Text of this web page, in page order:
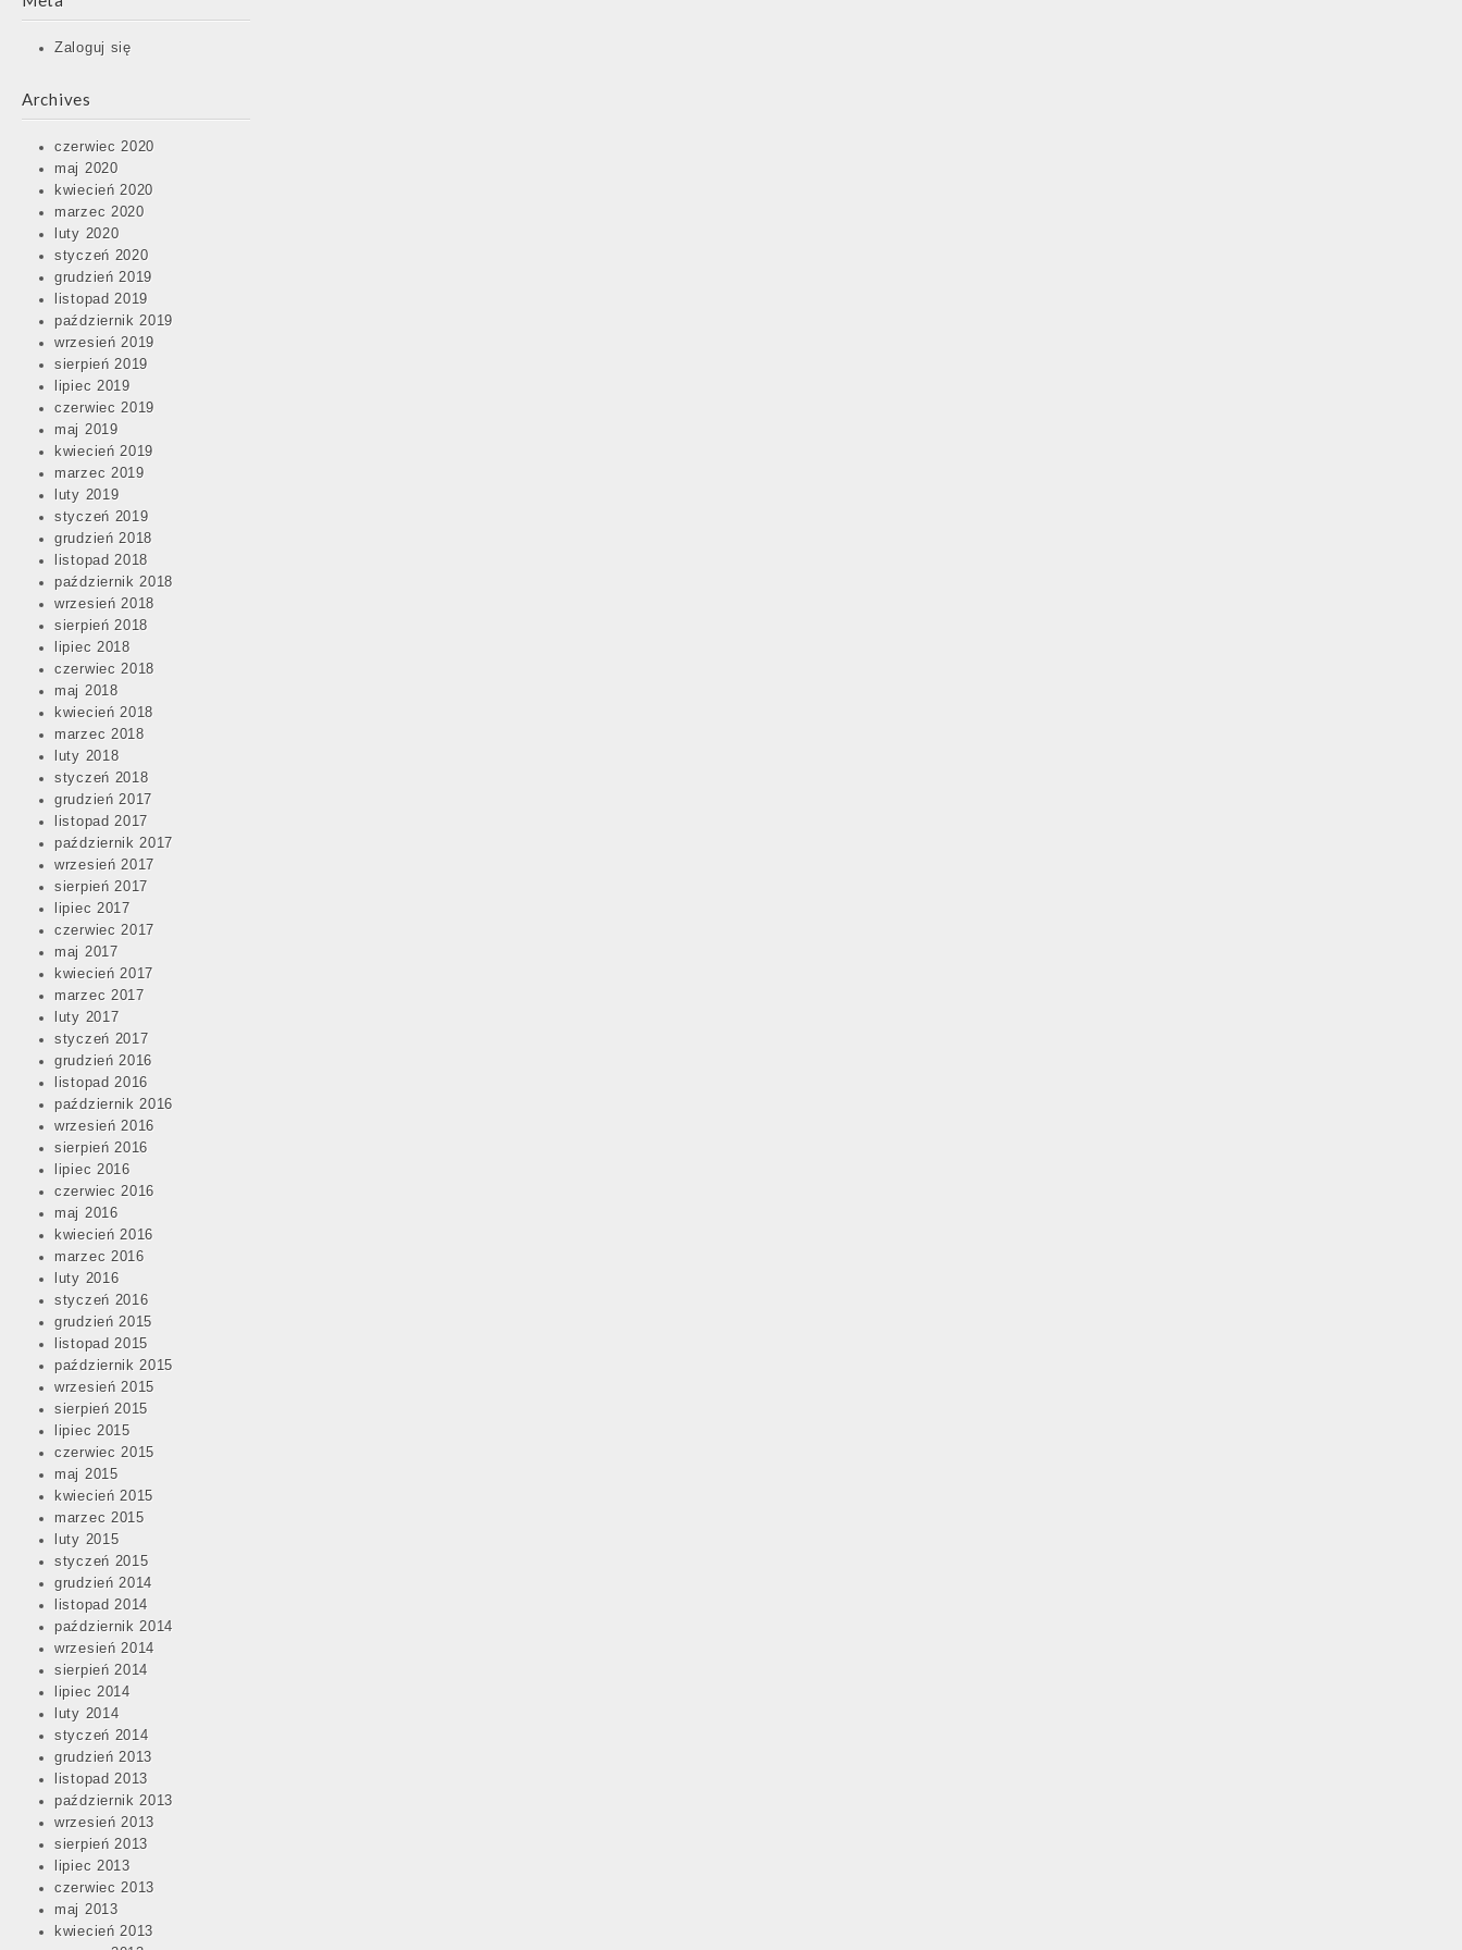
Zaloguj się
Archives
czerwiec 2020
maj 2020
kwiecień 2020
marzec 2020
luty 2020
styczeń 2020
grudzień 2019
listopad 2019
październik 2019
wrzesień 2019
sierpień 2019
lipiec 2019
czerwiec 2019
maj 2019
kwiecień 2019
marzec 2019
luty 2019
styczeń 2019
grudzień 2018
listopad 2018
październik 2018
wrzesień 2018
sierpień 2018
lipiec 2018
czerwiec 2018
maj 2018
kwiecień 2018
marzec 2018
luty 2018
styczeń 2018
grudzień 2017
listopad 2017
październik 2017
wrzesień 2017
sierpień 2017
lipiec 2017
czerwiec 2017
maj 2017
kwiecień 2017
marzec 2017
luty 2017
styczeń 2017
grudzień 2016
listopad 2016
październik 2016
wrzesień 2016
sierpień 2016
lipiec 2016
czerwiec 2016
maj 2016
kwiecień 2016
marzec 2016
luty 2016
styczeń 2016
grudzień 2015
listopad 2015
październik 2015
wrzesień 2015
sierpień 2015
lipiec 2015
czerwiec 2015
maj 2015
kwiecień 2015
marzec 2015
luty 2015
styczeń 2015
grudzień 2014
listopad 2014
październik 2014
wrzesień 2014
sierpień 2014
lipiec 2014
luty 2014
styczeń 2014
grudzień 2013
listopad 2013
październik 2013
wrzesień 2013
sierpień 2013
lipiec 2013
czerwiec 2013
maj 2013
kwiecień 2013